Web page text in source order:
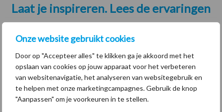
Onze website gebruikt cookies
Door op "Accepteer alles" te klikken ga je akkoord met het
opslaan van cookies op jouw apparaat voor het verbeteren
van websitenavigatie, het analyseren van websitegebruik en
te helpen met onze marketingcampagnes. Gebruik de knop
"Aanpassen" om je voorkeuren in te stellen.
Laat je inspireren. Lees de ervaringen
van professionals